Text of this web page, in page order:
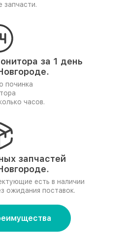
запчасти.
за 1 день
починка
часов.
запчастей
есть в наличии
ожидания поставок.